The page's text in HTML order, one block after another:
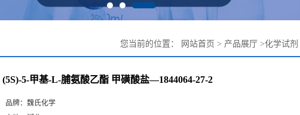
您当前的位置： 网站首页 > 产品展厅 >化学试剂
(5S)-5-甲基-L-脯氨酸乙酯 甲磺酸盐—1844064-27-2
品牌： 魏氏化学